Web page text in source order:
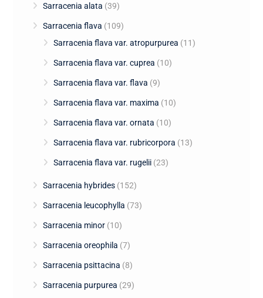
Sarracenia alata (39)
Sarracenia flava (109)
Sarracenia flava var. atropurpurea (11)
Sarracenia flava var. cuprea (10)
Sarracenia flava var. flava (9)
Sarracenia flava var. maxima (10)
Sarracenia flava var. ornata (10)
Sarracenia flava var. rubricorpora (13)
Sarracenia flava var. rugelii (23)
Sarracenia hybrides (152)
Sarracenia leucophylla (73)
Sarracenia minor (10)
Sarracenia oreophila (7)
Sarracenia psittacina (8)
Sarracenia purpurea (29)